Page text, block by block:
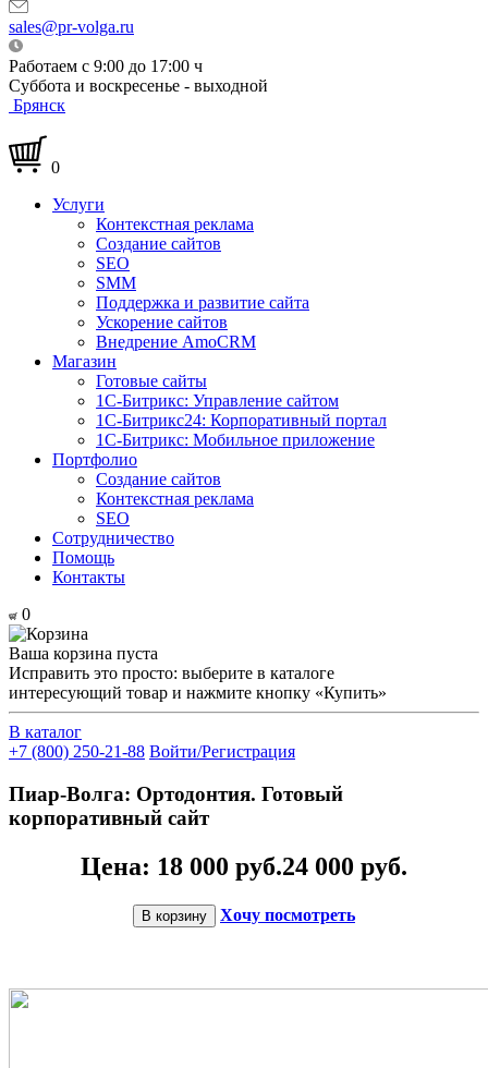
sales@pr-volga.ru
Работаем с 9:00 до 17:00 ч
Суббота и воскресенье - выходной
Брянск
0
Услуги
Контекстная реклама
Создание сайтов
SEO
SMM
Поддержка и развитие сайта
Ускорение сайтов
Внедрение AmoCRM
Магазин
Готовые сайты
1С-Битрикс: Управление сайтом
1С-Битрикс24: Корпоративный портал
1С-Битрикс: Мобильное приложение
Портфолио
Создание сайтов
Контекстная реклама
SEO
Сотрудничество
Помощь
Контакты
0
Ваша корзина пуста
Исправить это просто: выберите в каталоге
интересующий товар и нажмите кнопку «Купить»
В каталог
+7 (800) 250-21-88 Войти/Регистрация
Пиар-Волга: Ортодонтия. Готовый
корпоративный сайт
Цена: 18 000 руб.24 000 руб.
В корзину Хочу посмотреть